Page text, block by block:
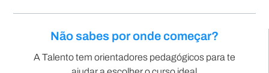
Não sabes por onde começar?
A Talento tem orientadores pedagógicos para te